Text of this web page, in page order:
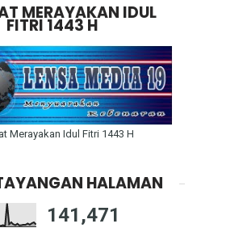
MERAYAKAN IDUL
FITRI 1443 H
Merayakan Idul Fitri 1443 H
HALAMAN
141,471